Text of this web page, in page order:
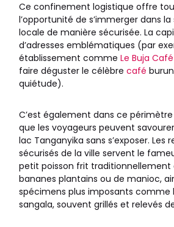
Ce confinement logistique offre
l’opportunité de s’immerger dans
locale de manière sécurisée. La
d’adresses emblématiques (par
établissement commeLe Buja Café
faire déguster le célèbrecafé
quiétude).
C’est également dans ce
que les voyageurs peuvent
lac Tanganyika sans s’exposer. Les
sécurisés de la ville servent le
petit poisson frit
bananes plantains ou de manioc,
spécimens plus imposants comme
sangala, souvent grillés et relevés